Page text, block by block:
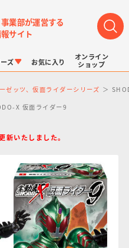
業部が運営する
サイト
ズ お気に入り
オンライン
ショップ
ゼッツ、仮面ライダーシリーズ
X 仮面ライダー9
いたしました。